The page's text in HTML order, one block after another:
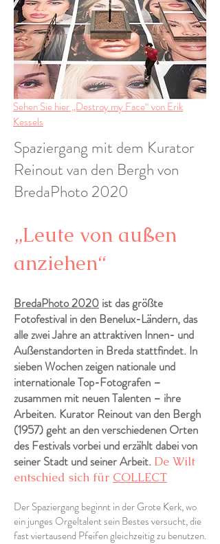
Sehen Sie hier „Destroy my Face“ von Erik
Kessels
Spaziergang mit dem Kurator
Reinout van den Bergh von
BredaPhoto 2020
„Leute von außen
anziehen“
BredaPhoto 2020 ist das größte
Fotofestival in den Benelux-Ländern, das
alle zwei Jahre an attraktiven Innen- und
Außenstandorten in Breda stattfindet. In
sieben Wochen zeigen nationale und
internationale Top-Fotografen –
zusammen mit neuen Talenten – ihre
Arbeiten. Kurator Reinout van den Bergh
(1957) geht an den verschiedenen Orten
des Festivals vorbei und erzählt dabei von
seiner Stadt und seiner Arbeit. De Wilt
entschied sich für COLLECT
Der Spaziergang beginnt in der Grote Kerk, wo
ein junges Orgeltalent sein Bestes versucht, die
fast viertausend Pfeifen gleichzeitig zu benutzen.